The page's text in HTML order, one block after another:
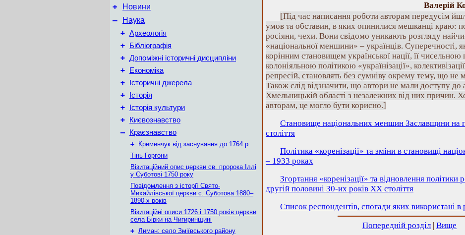
+ Новини
–
Наука
+ Археологія
+ Бібліографія
+ Допоміжні історичні дисципліни
+ Економіка
+ Історичні джерела
+ Історія
+ Історія культури
+ Києвознавство
– Краєзнавство
+
Кременчук від заснування до 1764 р.
Тінь Горгони
Візитаційний опис церкви св. пророка Іллі
у Суботові 1750 року
Повідомлення з історії Свято-
Михайлівської церкви с. Суботова 1880–
1890-х років
Візитаційні описи 1726 і 1750 років церкви
села Бірки на Чигиринщині
+ Лиман: село Зміївського району
Валерій
[Під час написання роботи авторам передусім
умов та обставин, в яких опинилися мешканці краю:
росіяни, чехи. Вони свідомо уникають розгляду
«національної меншини» – українців. Суперечності,
корінним становищем української нації, її чисельною
колоніяльною політикою «українізації»,
репресій, становлять без сумніву окрему тему, що не
Також слід відзначити, що автори не мали доступу до
Хмельницькій області з незалежних від них причин.
авторам, це могло бути корисно.]
Становище національних меншин Заславщини на
століття
Політика «коренізації» та зміни в становищі
– 1933 роках
Згортання «коренізації» та відновлення політики
другій половині 30-их років ХХ століття
Список респондентів, спогади яких використані в
Попередній розділ | Вище